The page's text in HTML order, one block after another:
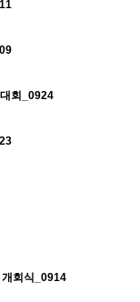
회_0924
회식_0914